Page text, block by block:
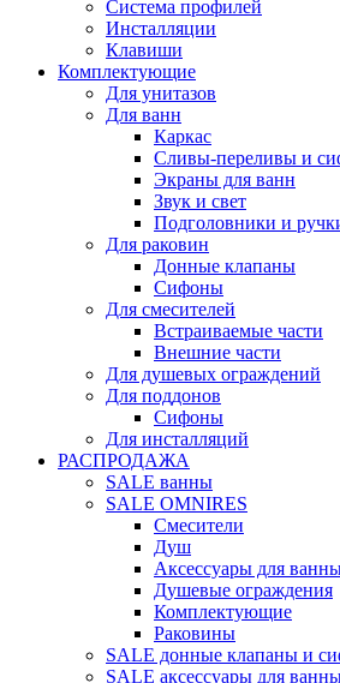
Система профилей
Инсталляции
Клавиши
Комплектующие
Для унитазов
Для ванн
Каркас
Сливы-переливы и
Экраны для ванн
Звук и свет
Подголовники и
Для раковин
Донные клапаны
Сифоны
Для смесителей
Встраиваемые части
Внешние части
Для душевых ограждений
Для поддонов
Сифоны
Для инсталляций
РАСПРОДАЖА
SALE ванны
SALE OMNIRES
Смесители
Душ
Аксессуары для
Душевые ограждения
Комплектующие
Раковины
SALE донные клапаны и
SALE аксессуары для